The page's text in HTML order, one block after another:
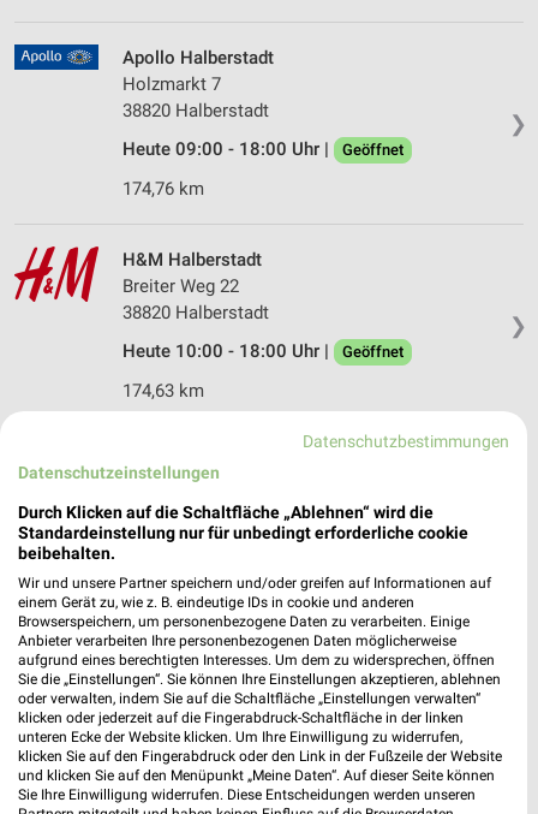
❯
Apollo Halberstadt
Holzmarkt 7
38820 Halberstadt
Heute 09:00 - 18:00 Uhr |
Geöffnet
174,76 km
❯
H&M Halberstadt
Breiter Weg 22
38820 Halberstadt
Heute 10:00 - 18:00 Uhr |
Geöffnet
174,63 km
Mein Fischer Halberstadt
Fischmarkt 20
38820 Halberstadt
174,74 km
Jeans Fritz Halberstadt
Holzmarkt 7
38820 Halberstadt
Heute 09:00 - 18:00 Uhr | Geöffnet
174,80 km • Angebote: 1 Prospekt
Datenschutzbestimmungen
Datenschutzeinstellungen
Durch Klicken auf die Schaltfläche „Ablehnen“ wird die
Standardeinstellung nur für unbedingt erforderliche cookie
beibehalten.
Wir und unsere Partner speichern und/oder greifen auf Informationen auf
einem Gerät zu, wie z. B. eindeutige IDs in cookie und anderen
Browserspeichern, um personenbezogene Daten zu verarbeiten. Einige
Anbieter verarbeiten Ihre personenbezogenen Daten möglicherweise
aufgrund eines berechtigten Interesses. Um dem zu widersprechen, öffnen
Sie die „Einstellungen“. Sie können Ihre Einstellungen akzeptieren, ablehnen
oder verwalten, indem Sie auf die Schaltfläche „Einstellungen verwalten“
klicken oder jederzeit auf die Fingerabdruck-Schaltfläche in der linken
unteren Ecke der Website klicken. Um Ihre Einwilligung zu widerrufen,
klicken Sie auf den Fingerabdruck oder den Link in der Fußzeile der Website
und klicken Sie auf den Menüpunkt „Meine Daten“. Auf dieser Seite können
Sie Ihre Einwilligung widerrufen. Diese Entscheidungen werden unseren